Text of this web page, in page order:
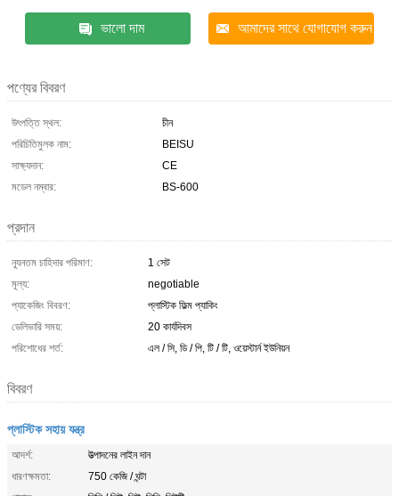
ভালো দাম আমাদের সাথে যোগাযোগ করুন
পণ্যের বিবরণ
উৎপত্তি স্থল:
চীন
পরিচিতিমুলক নাম:
BEISU
সাক্ষ্যদান:
CE
মডেল নম্বার:
BS-600
প্রদান
ন্যূনতম চাহিদার পরিমাণ:
1 সেট
মূল্য:
negotiable
প্যাকেজিং বিবরণ:
প্লাস্টিক ফিল্ম প্যাকিং
ডেলিভারি সময়:
20 কার্যদিবস
পরিশোধের শর্ত:
এল / সি, ডি / পি, টি / টি, ওয়েস্টার্ন ইউনিয়ন
বিবরণ
প্লাস্টিক সহায় যন্ত্র
আদর্শ:
উত্পাদনের লাইন দান
ধারণক্ষমতা:
750 কেজি / ঘন্টা